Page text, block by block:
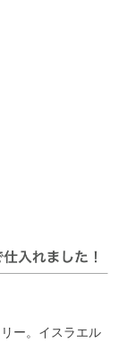
ー。イスラエル